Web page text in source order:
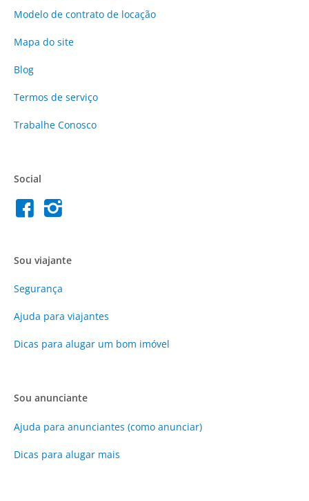
Modelo de contrato de locação
Mapa do site
Blog
Termos de serviço
Trabalhe Conosco
Social
Sou viajante
Segurança
Ajuda para viajantes
Dicas para alugar um bom imóvel
Sou anunciante
Ajuda para anunciantes (como anunciar)
Dicas para alugar mais